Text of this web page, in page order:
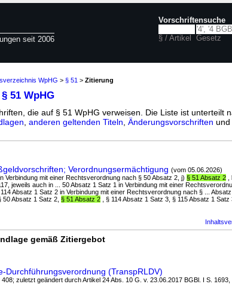
seit 2006
Vorschriftensuche
§ / Artikel Gesetz
WpHG > § 51 > Zitierung
§ 51 WpHG
die auf § 51 WpHG verweisen. Die Liste ist unterteilt
anderen geltenden Titeln Änderungsvorschriften und
Verordnungsermächtigung (vom 05.06.2026)
Verbindung mit einer Rechtsverordnung nach § 50 Absatz 2, j) § 51 Absatz 2
jeweils auch in ... 50 Absatz 1 Satz 1 in Verbindung mit einer
114 Absatz 1 Satz 2 in Verbindung mit einer Rechtsverordnung nach § ...
Absatz 1 Satz 2, § 51 Absatz 2 , § 114 Absatz 1 Satz 3, § 115 Absatz 1 Satz
gemäß Zitiergebot
Durchführungsverordnung (TranspRLDV)
zuletzt geändert durch Artikel 24 Abs. 10 G. v. 23.06.2017 BGBl. I S. 1693,